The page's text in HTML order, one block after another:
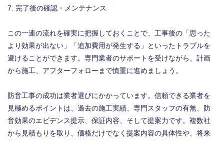
完了後の確認・メンテナンス
この一連の流れを確実に把握しておくことで、工事後の「思った
より効果が出ない」「追加費用が発生する」といったトラブルを
避けることができます。専門業者のサポートを受けながら、計画
から施工、アフターフォローまで慎重に進めましょう。
防音工事の成功は業者選びにかかっています。信頼できる業者を
見極めるポイントは、過去の施工実績、専門スタッフの有無、防
音効果のエビデンス提示、保証内容、そして提案力です。複数社
から見積もりを取り、価格だけでなく提案内容の具体性や、将来